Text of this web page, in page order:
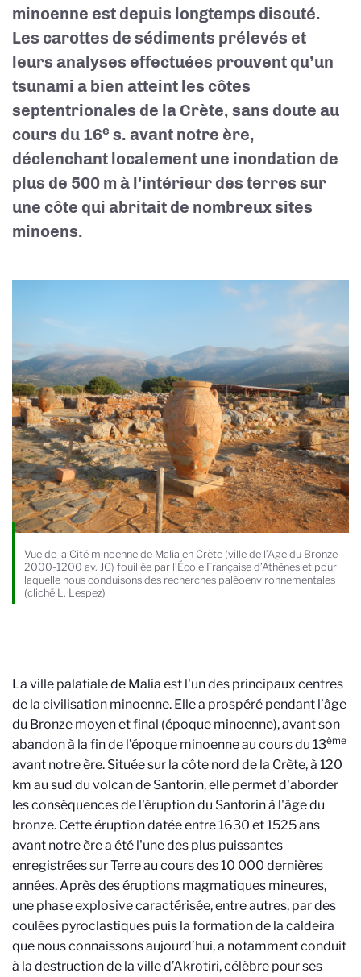
minoenne est depuis longtemps discuté.
Les carottes de sédiments prélevés et
leurs analyses effectuées prouvent qu’un
tsunami a bien atteint les côtes
septentrionales de la Crète, sans doute au
cours du 16e s. avant notre ère,
déclenchant localement une inondation de
plus de 500 m à l'intérieur des terres sur
une côte qui abritait de nombreux sites
minoens.
Vue de la Cité minoenne de Malia en Crète (ville de l’Age du Bronze –
2000-1200 av. JC) fouillée par l’École Française d’Athènes et pour
laquelle nous conduisons des recherches paléoenvironnementales
(cliché L. Lespez)
La ville palatiale de Malia est l'un des principaux centres
de la civilisation minoenne. Elle a prospéré pendant l’âge
du Bronze moyen et final (époque minoenne), avant son
abandon à la fin de l’époque minoenne au cours du 13ème
avant notre ère. Située sur la côte nord de la Crète, à 120
km au sud du volcan de Santorin, elle permet d'aborder
les conséquences de l'éruption du Santorin à l'âge du
bronze. Cette éruption datée entre 1630 et 1525 ans
avant notre ère a été l'une des plus puissantes
enregistrées sur Terre au cours des 10 000 dernières
années. Après des éruptions magmatiques mineures,
une phase explosive caractérisée, entre autres, par des
coulées pyroclastiques puis la formation de la caldeira
que nous connaissons aujourd’hui, a notamment conduit
à la destruction de la ville d’Akrotiri, célèbre pour ses